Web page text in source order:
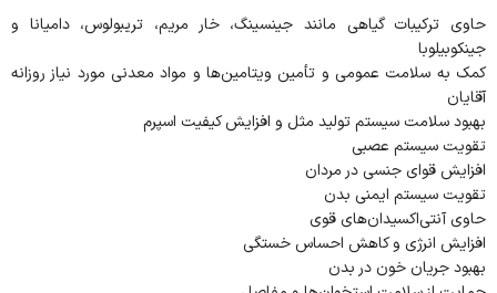
حاوی ترکیبات گیاهی مانند جینسینگ، خار مریم، تریبولوس، دامیانا و
جینکوبیلوبا
کمک به سلامت عمومی و تأمین ویتامین‌ها و مواد معدنی مورد نیاز روزانه
آقایان
بهبود سلامت سیستم تولید مثل و افزایش کیفیت اسپرم
تقویت سیستم عصبی
افزایش قوای جنسی در مردان
تقویت سیستم ایمنی بدن
حاوی آنتی‌اکسیدان‌های قوی
افزایش انرژی و کاهش احساس خستگی
بهبود جریان خون در بدن